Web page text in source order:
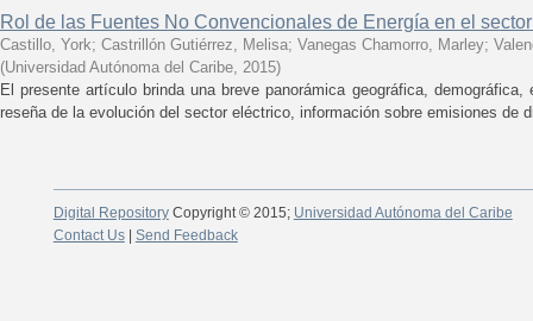
Rol de las Fuentes No Convencionales de Energía en el
Castillo, York; Castrillón Gutiérrez, Melisa; Vanegas Chamorro, Marley;
(Universidad Autónoma del Caribe, 2015)
El presente artículo brinda una breve panorámica geográfica,
reseña de la evolución del sector eléctrico, información sobre emisiones de
Digital RepositoryCopyright © 2015; Universidad Autónoma del Caribe
Contact Us| Send Feedback